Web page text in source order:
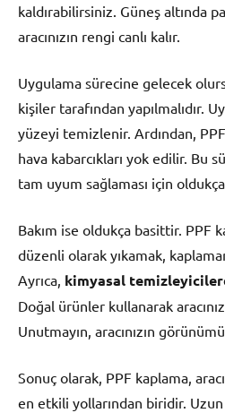
kaldırabilirsiniz. Güneş altında
aracınızın rengi canlı kalır.
Uygulama sürecine gelecek
kişiler tarafından yapılmalıdır.
yüzeyi temizlenir. Ardından,
hava kabarcıkları yok edilir. Bu
tam uyum sağlaması için
Bakım ise oldukça basittir. PPF
düzenli olarak yıkamak,
Ayrıca, kimyasal
Doğal ürünler kullanarak
Unutmayın, aracınızın
Sonuç olarak, PPF kaplama,
en etkili yollarından biridir.